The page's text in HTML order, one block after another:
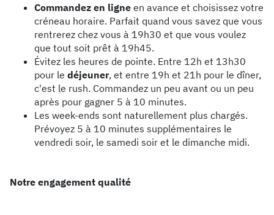
Commandez en ligne en avance et choisissez votre
créneau horaire. Parfait quand vous savez que vous
rentrerez chez vous à 19h30 et que vous voulez
que tout soit prêt à 19h45.
Évitez les heures de pointe. Entre 12h et 13h30
pour le déjeuner, et entre 19h et 21h pour le dîner,
c'est le rush. Commandez un peu avant ou un peu
après pour gagner 5 à 10 minutes.
Les week-ends sont naturellement plus chargés.
Prévoyez 5 à 10 minutes supplémentaires le
vendredi soir, le samedi soir et le dimanche midi.
Notre engagement qualité